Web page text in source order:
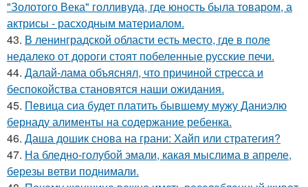
"Золотого Века" голливуда, где юность была товаром, а
актрисы - расходным материалом.
43. В ленинградской области есть место, где в поле
недалеко от дороги стоят побеленные русские печи.
44. Далай-лама объяснял, что причиной стресса и
беспокойства становятся наши ожидания.
45. Певица сиа будет платить бывшему мужу Даниэлю
бернаду алименты на содержание ребенка.
46. Даша дошик снова на грани: Хайп или стратегия?
47. На бледно-голубой эмали, какая мыслима в апреле,
березы ветви поднимали.